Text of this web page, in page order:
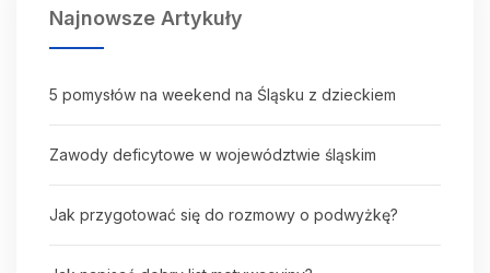
Najnowsze Artykuły
5 pomysłów na weekend na Śląsku z dzieckiem
Zawody deficytowe w województwie śląskim
Jak przygotować się do rozmowy o podwyżkę?